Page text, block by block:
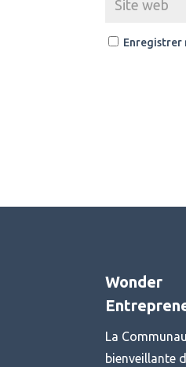
Enregistrer
Wonder
La
bienveillante